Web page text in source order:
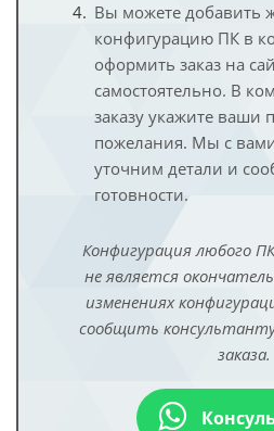
Вы можете добавить
конфигурацию ПК в
оформить заказ на
самостоятельно. В
заказу укажите ваши
пожелания. Мы с
уточним детали и
готовности.
Конфигурация любого
не является
изменениях
сообщить
заказа.